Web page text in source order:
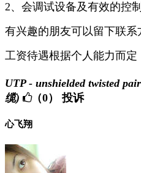
2、会调试设备及有效的控
有兴趣的朋友可以留下联系
工资待遇根据个人能力而定
UTP - unshielded twisted
缆)
（0） 投诉
心飞翔